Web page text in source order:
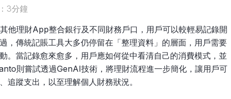
3分鐘
他理財App整合銀行及不同財務戶口，用戶可以較輕易記錄開
，傳統記賬工具大多仍停留在「整理資料」的層面，用戶需要
。當記錄愈來愈多，用戶應如何從中看清自己的消費模式，並
則嘗試透過GenAI技術，將理財流程進一步簡化，讓用戶可
蹤支出，以至理解個人財務狀況。